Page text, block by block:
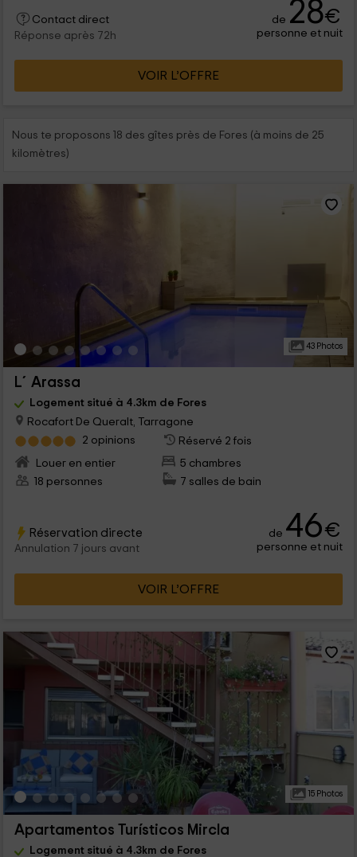
Contact direct
Réponse après 72h
de 28€
personne et nuit
VOIR L’OFFRE
Nous te proposons 18 des gîtes près de Fores (à moins de 25
kilomètres)
43 Photos
L´Arassa
Logement situé à 4.3km de Fores
Rocafort De Queralt, Tarragone
2 opinions
Réservé 2 fois
Louer en entier
5 chambres
18 personnes
7 salles de bain
Réservation directe
Annulation 7 jours avant
de 46€
personne et nuit
VOIR L’OFFRE
15 Photos
Apartamentos Turísticos Mircla
Logement situé à 4.3km de Fores